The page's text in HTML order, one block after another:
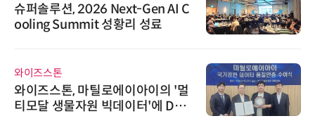
슈퍼솔루션, 2026 Next-Gen AI C
ooling Summit 성황리 성료
와이즈스톤
와이즈스톤, 마틸로에이아이의 '멀
티모달 생물자원 빅데이터'에 DQ